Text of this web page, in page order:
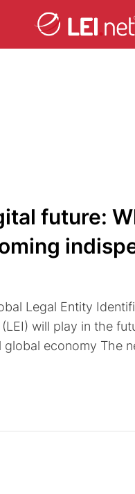
future:
Legal Entity
will play in the
economy The